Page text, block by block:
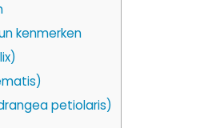
kenmerken
petiolaris)